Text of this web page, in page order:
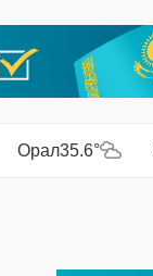
Орал35.6°